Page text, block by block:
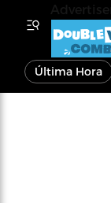
Última Hora